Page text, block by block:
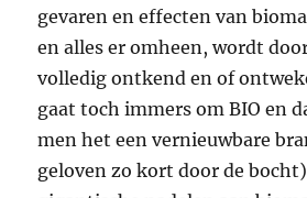
gevaren en effecten van
en alles er omheen, wordt
volledig ontkend en of
gaat toch immers om BIO en
men het een vernieuwbare
geloven zo kort door de